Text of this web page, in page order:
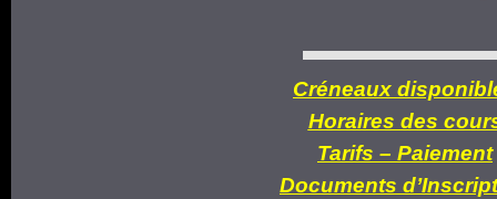
Créneaux
Horaires des
Tarifs – Paiement
Documents d’